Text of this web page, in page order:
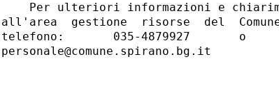
Per ulteriori informazioni e
all'area  gestione  risorse  del
telefono:       035-4879927       o
personale@comune.spirano.bg.it